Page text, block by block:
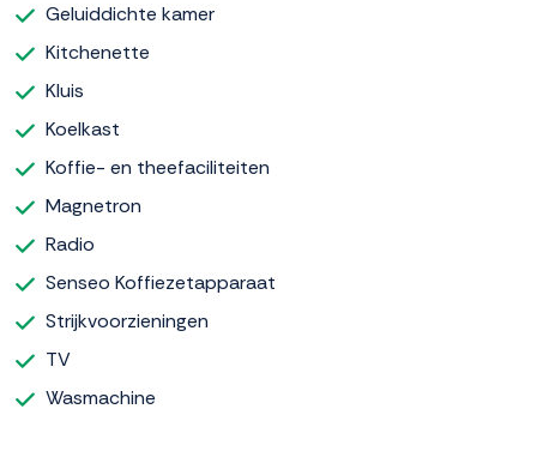
Geluiddichte kamer
Kitchenette
Kluis
Koelkast
Koffie- en theefaciliteiten
Magnetron
Radio
Senseo Koffiezetapparaat
Strijkvoorzieningen
TV
Wasmachine